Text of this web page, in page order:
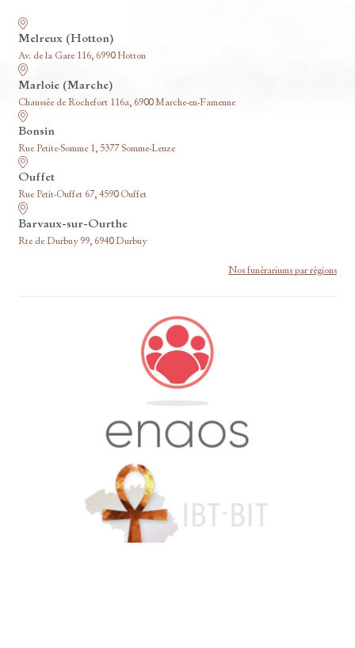
Melreux (Hotton)
Av. de la Gare 116, 6990 Hotton
Marloie (Marche)
Chaussée de Rochefort 116a, 6900 Marche-en-Famenne
Bonsin
Rue Petite-Somme 1, 5377 Somme-Leuze
Ouffet
Rue Petit-Ouffet 67, 4590 Ouffet
Barvaux-sur-Ourthe
Rte de Durbuy 99, 6940 Durbuy
Nos funérariums par régions